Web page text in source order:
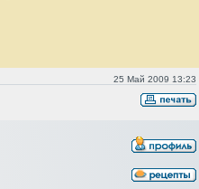
25 Май 2009 13:23